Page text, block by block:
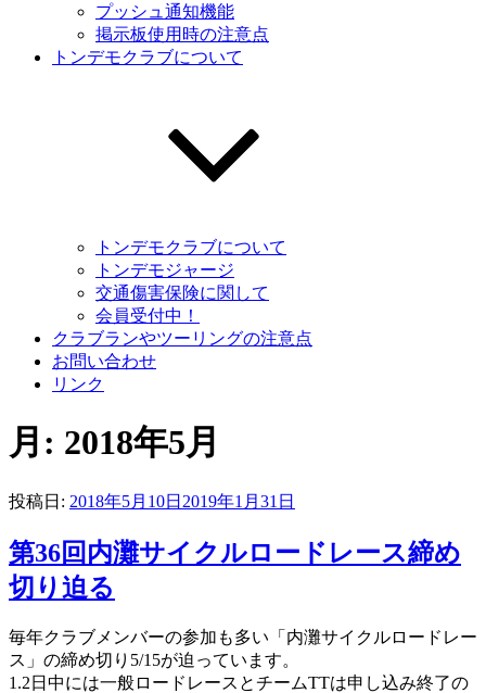
プッシュ通知機能
掲示板使用時の注意点
トンデモクラブについて
トンデモクラブについて
トンデモジャージ
交通傷害保険に関して
会員受付中！
クラブランやツーリングの注意点
お問い合わせ
リンク
月: 2018年5月
投稿日: 2018年5月10日 2019年1月31日
第36回内灘サイクルロードレース締め
切り迫る
毎年クラブメンバーの参加も多い「内灘サイクルロードレー
ス」の締め切り5/15が迫っています。
1.2日中には一般ロードレースとチームTTは申し込み終了の